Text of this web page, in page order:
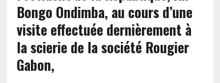
Bongo Ondimba, au cours d’une
visite effectuée dernièrement à
la scierie de la société Rougier
Gabon,